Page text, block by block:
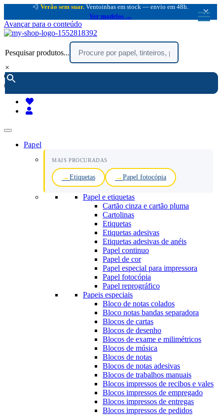
💨 Verão sem suar. Ventoinhas em stock — envio em 48h.
Ver modelos →
×
Avançar para o conteúdo
Pesquisar produtos...
×
encomendar por telefone :
(chamada rede fixa nacional)
Papel
MAIS PROCURADAS
Etiquetas Papel fotocópia
Papel e etiquetas
Cartão cinza e cartão pluma
Cartolinas
Etiquetas
Etiquetas adesivas
Etiquetas adesivas de anéis
Papel continuo
Papel de cor
Papel especial para impressora
Papel fotocópia
Papel reprográfico
Papeis especiais
Bloco de notas colados
Bloco notas bandas separadora
Blocos de cartas
Blocos de desenho
Blocos de exame e milimétricos
Blocos de música
Blocos de notas
Blocos de notas adesivas
Blocos de trabalhos manuais
Blocos impressos de recibos e vales
Blocos impressos de empregado
Blocos impressos de entregas
Blocos impressos de pedidos